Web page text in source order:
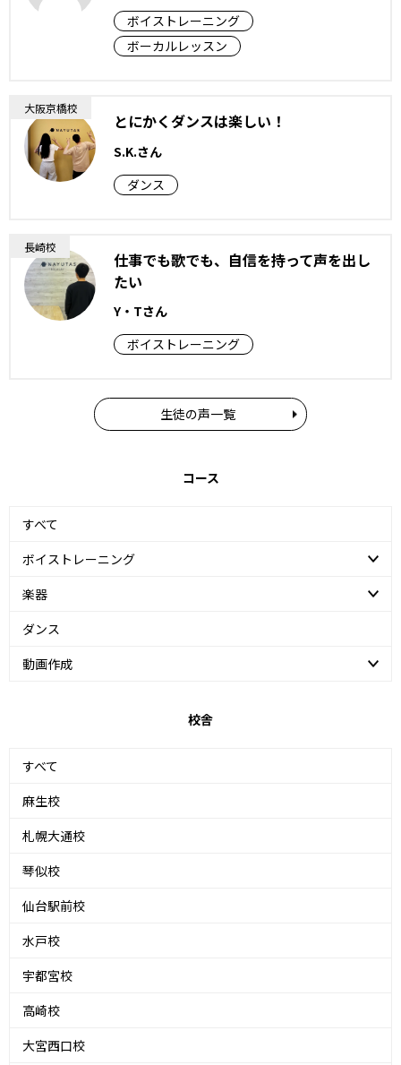
ボイストレーニング
ボーカルレッスン
大阪京橋校
とにかくダンスは楽しい！
S.K.さん
ダンス
長崎校
仕事でも歌でも、自信を持って声を出し
たい
Y・Tさん
ボイストレーニング
生徒の声一覧
コース
すべて
ボイストレーニング
楽器
ダンス
動画作成
校舎
すべて
麻生校
札幌大通校
琴似校
仙台駅前校
水戸校
宇都宮校
高崎校
大宮西口校